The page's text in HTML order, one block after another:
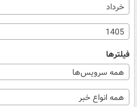
خرداد
1405
فیلترها
همه سرویس‌ها
همه انواع خبر